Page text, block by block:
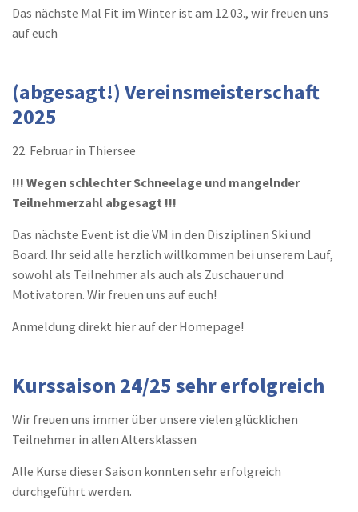
Das nächste Mal Fit im Winter ist am 12.03., wir freuen uns
auf euch
(abgesagt!) Vereinsmeisterschaft
2025
22. Februar in Thiersee
!!! Wegen schlechter Schneelage und mangelnder
Teilnehmerzahl abgesagt !!!
Das nächste Event ist die VM in den Disziplinen Ski und
Board. Ihr seid alle herzlich willkommen bei unserem Lauf,
sowohl als Teilnehmer als auch als Zuschauer und
Motivatoren. Wir freuen uns auf euch!
Anmeldung direkt hier auf der Homepage!
Kurssaison 24/25 sehr erfolgreich
Wir freuen uns immer über unsere vielen glücklichen
Teilnehmer in allen Altersklassen
Alle Kurse dieser Saison konnten sehr erfolgreich
durchgeführt werden.